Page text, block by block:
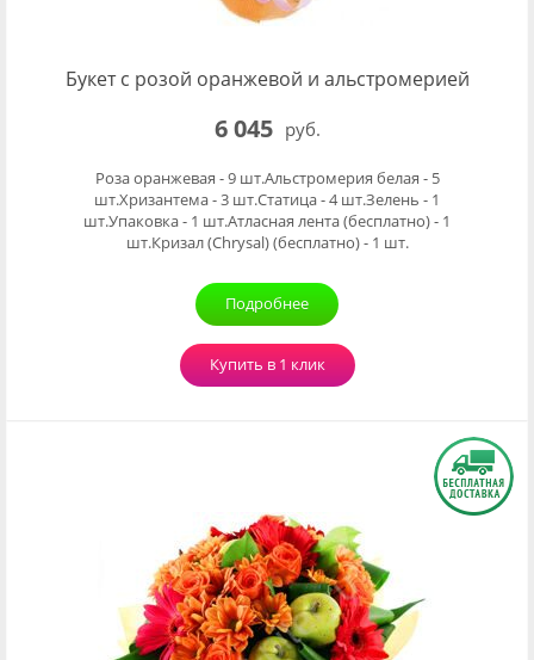
Букет с розой оранжевой и альстромерией
6 045 руб.
Роза оранжевая - 9 шт.Альстромерия белая - 5
шт.Хризантема - 3 шт.Статица - 4 шт.Зелень - 1
шт.Упаковка - 1 шт.Атласная лента (бесплатно) - 1
шт.Кризал (Chrysal) (бесплатно) - 1 шт.
Подробнее
Купить в 1 клик